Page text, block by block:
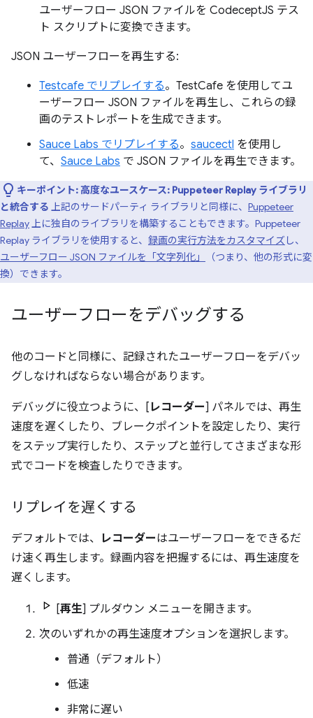
ユーザーフロー JSON ファイルを CodeceptJS テス
ト スクリプトに変換できます。
JSON ユーザーフローを再生する:
Testcafe でリプレイする。TestCafe を使用してユ
ーザーフロー JSON ファイルを再生し、これらの録
画のテストレポートを生成できます。
Sauce Labs でリプレイする。 saucectl を使用し
て、 Sauce Labs で JSON ファイルを再生できます。
キーポイント: 高度なユースケース: Puppeteer Replay ライブラリ
と統合する 上記のサードパーティ ライブラリと同様に、 Puppeteer
Replay上に独自のライブラリを構築することもできます。Puppeteer
Replay ライブラリを使用すると、 録画の実行方法をカスタマイズ し、
ユーザーフロー JSON ファイルを「文字列化」
（つまり、他の形式に変
換）できます。
ユーザーフローをデバッグする
他のコードと同様に、記録されたユーザーフローをデバッ
グしなければならない場合があります。
デバッグに役立つように、[ レコーダー] パネルでは、再生
速度を遅くしたり、ブレークポイントを設定したり、実行
をステップ実行したり、ステップと並行してさまざまな形
式でコードを検査したりできます。
リプレイを遅くする
デフォルトでは、 レコーダーはユーザーフローをできるだ
け速く再生します。録画内容を把握するには、再生速度を
遅くします。
[再生] プルダウン メニューを開きます。
次のいずれかの再生速度オプションを選択します。
普通（デフォルト）
低速
非常に遅い